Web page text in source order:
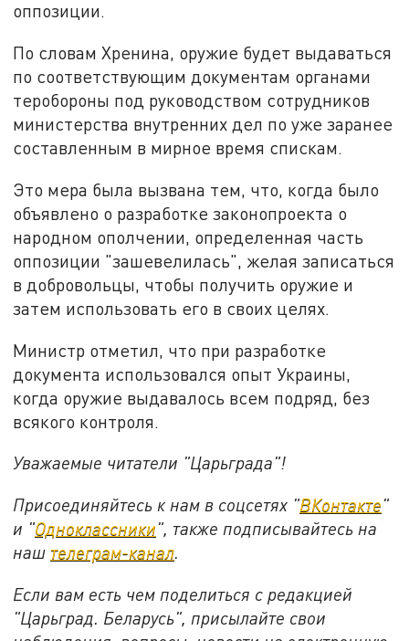
оппозиции.
По словам Хренина, оружие будет выдаваться
по соответствующим документам органами
теробороны под руководством сотрудников
министерства внутренних дел по уже заранее
составленным в мирное время спискам.
Это мера была вызвана тем, что, когда было
объявлено о разработке законопроекта о
народном ополчении, определенная часть
оппозиции "зашевелилась", желая записаться
в добровольцы, чтобы получить оружие и
затем использовать его в своих целях.
Министр отметил, что при разработке
документа использовался опыт Украины,
когда оружие выдавалось всем подряд, без
всякого контроля.
Уважаемые читатели "Царьграда"!
Присоединяйтесь к нам в соцсетях "ВКонтакте"
и "Одноклассники", также подписывайтесь на
наш телеграм-канал.
Если вам есть чем поделиться с редакцией
"Царьград. Беларусь", присылайте свои